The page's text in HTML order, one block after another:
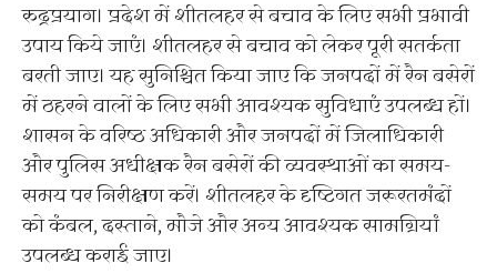
रुद्रप्रयाग। प्रदेश में शीतलहर से बचाव के लिए सभी प्रभावी
उपाय किये जाएं। शीतलहर से बचाव को लेकर पूरी सतर्कता
बरती जाए। यह सुनिश्चित किया जाए कि जनपदों में रैन बसेरों
में ठहरने वालों के लिए सभी आवश्यक सुविधाएं उपलब्ध हों।
शासन के वरिष्ठ अधिकारी और जनपदों में जिलाधिकारी
और पुलिस अधीक्षक रैन बसेरों की व्यवस्थाओं का समय-
समय पर निरीक्षण करें। शीतलहर के दृष्टिगत जरूरतमंदों
को कंबल, दस्ताने, मौजे और अन्य आवश्यक सामग्रियां
उपलब्ध कराई जाए।